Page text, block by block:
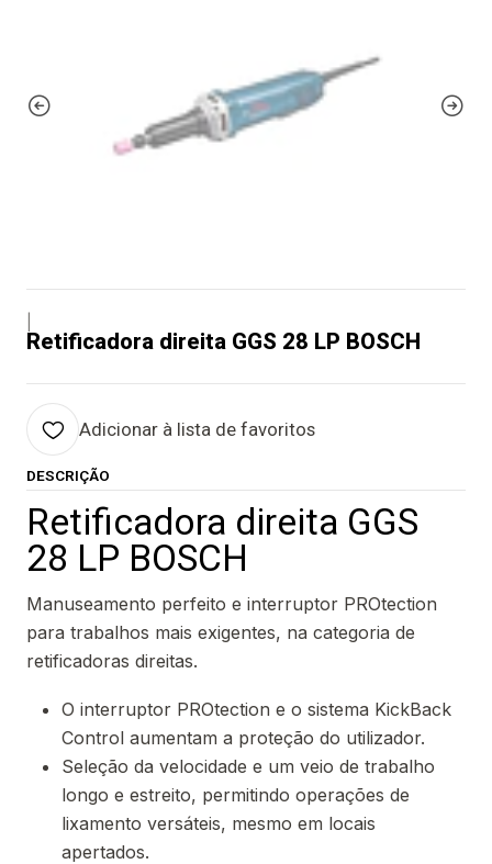
Retificadora direita GGS 28 LP BOSCH
Adicionar à lista de favoritos
DESCRIÇÃO
Retificadora direita GGS
28 LP BOSCH
Manuseamento perfeito e interruptor PROtection
para trabalhos mais exigentes, na categoria de
retificadoras direitas.
O interruptor PROtection e o sistema KickBack
Control aumentam a proteção do utilizador.
Seleção da velocidade e um veio de trabalho
longo e estreito, permitindo operações de
lixamento versáteis, mesmo em locais
apertados.